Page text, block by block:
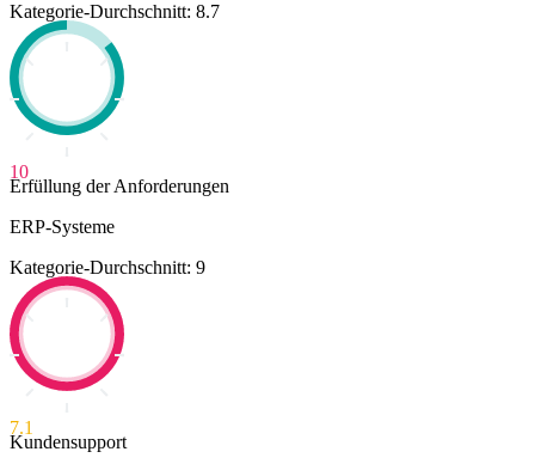
Kategorie-Durchschnitt: 8.7
10
Erfüllung der Anforderungen
ERP-Systeme
Kategorie-Durchschnitt: 9
7.1
Kundensupport